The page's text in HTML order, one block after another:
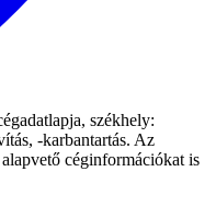
székhely:
-karbantartás. Az
céginformációkat is